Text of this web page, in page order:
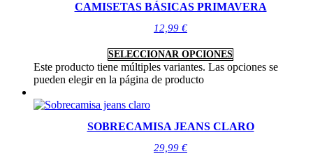
CAMISETAS BÁSICAS PRIMAVERA
12,99 €
SELECCIONAR OPCIONES
Este producto tiene múltiples variantes. Las opciones se
pueden elegir en la página de producto
SOBRECAMISA JEANS CLARO
29,99 €